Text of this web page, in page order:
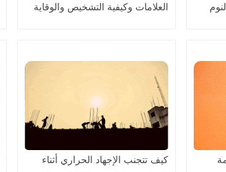
العلامات وكيفية التشخيص والوقاية
كيف تتجنب الإجهاد الحراري أثناء